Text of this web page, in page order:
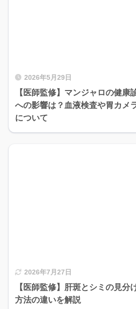
2026年5月29日
【医師監修】マンジャロの健康
への影響は？血液検査や胃カメ
について
2026年7月27日
【医師監修】肝斑とシミの見分
方法の違いを解説